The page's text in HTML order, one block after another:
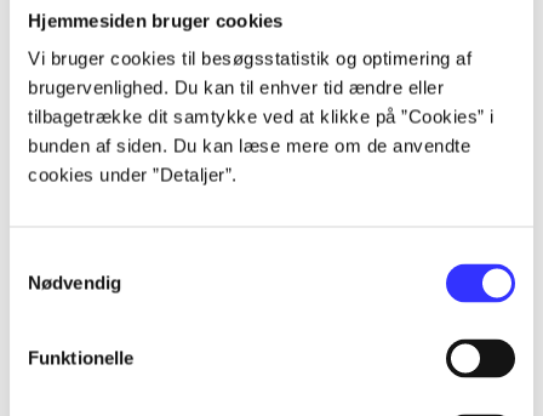
Hjemmesiden bruger cookies
Vi bruger cookies til besøgsstatistik og optimering af
brugervenlighed. Du kan til enhver tid ændre eller
tilbagetrække dit samtykke ved at klikke på ”Cookies” i
bunden af siden. Du kan læse mere om de anvendte
cookies under ”Detaljer”.
Nødvendig
Funktionelle
lorem ipsum dolor sit amet ...
lorem ipsum dolor sit amet ...
lorem ipsum dolor sit amet ...
lorem ipsum dolor sit amet ...
lorem ipsum dolor sit amet ...
lorem ipsum dolor sit amet ...
lorem ipsum dolor sit amet ...